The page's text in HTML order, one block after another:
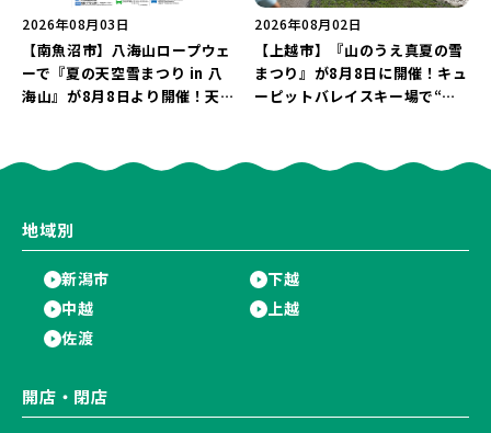
2026年08月03日
【南魚沼市】八海山ロープウェ
ーで『夏の天空雪まつり in 八
海山』が8月8日より開催！天然
2026年08月02日
【上越市】『山のうえ真夏の雪
まつり』が8月8日に開催！キュ
ーピットバレイスキー場で“真
地域別
新潟市
下越
中越
上越
佐渡
開店・閉店